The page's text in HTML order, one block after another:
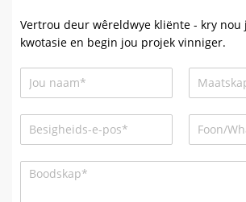
Vertrou deur wêreldwye kliënte - kry
kwotasie en begin jou projek vinniger.